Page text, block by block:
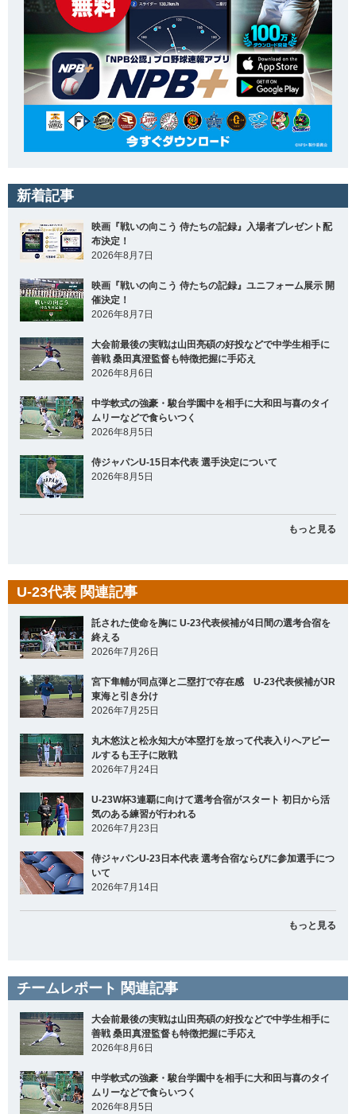
新着記事
映画『戦いの向こう 侍たちの記録』入場者プレゼント配
布決定！
2026年8月7日
映画『戦いの向こう 侍たちの記録』ユニフォーム展示 開
催決定！
2026年8月7日
大会前最後の実戦は山田亮碩の好投などで中学生相手に
善戦 桑田真澄監督も特徴把握に手応え
2026年8月6日
中学軟式の強豪・駿台学園中を相手に大和田与喜のタイ
ムリーなどで食らいつく
2026年8月5日
侍ジャパンU-15日本代表 選手決定について
2026年8月5日
もっと見る
U-23代表 関連記事
託された使命を胸に U-23代表候補が4日間の選考合宿を
終える
2026年7月26日
宮下隼輔が同点弾と二塁打で存在感 U-23代表候補がJR
東海と引き分け
2026年7月25日
丸木悠汰と松永知大が本塁打を放って代表入りへアピー
ルするも王子に敗戦
2026年7月24日
U-23W杯3連覇に向けて選考合宿がスタート 初日から活
気のある練習が行われる
2026年7月23日
侍ジャパンU-23日本代表 選考合宿ならびに参加選手につ
いて
2026年7月14日
もっと見る
チームレポート 関連記事
大会前最後の実戦は山田亮碩の好投などで中学生相手に
善戦 桑田真澄監督も特徴把握に手応え
2026年8月6日
中学軟式の強豪・駿台学園中を相手に大和田与喜のタイ
ムリーなどで食らいつく
2026年8月5日